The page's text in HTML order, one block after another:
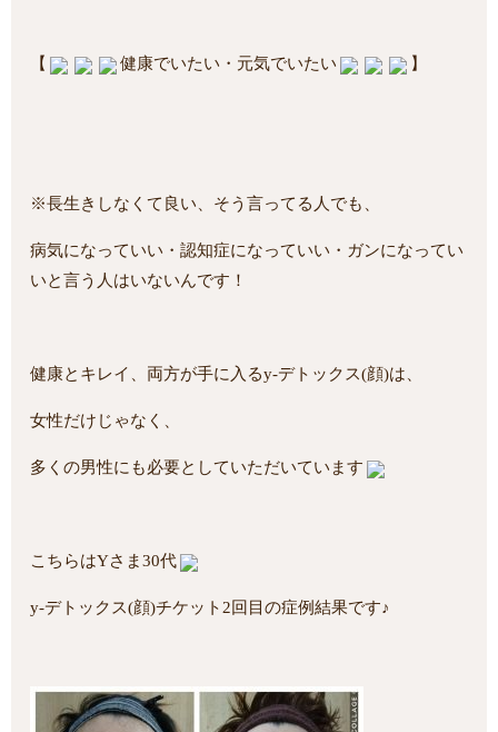
【 健康でいたい・元気でいたい 】
※長生きしなくて良い、そう言ってる人でも、
病気になっていい・認知症になっていい・ガンになってい
いと言う人はいないんです！
健康とキレイ、両方が手に入るy-デトックス(顔)は、
女性だけじゃなく、
多くの男性にも必要としていただいています
こちらはYさま30代
y-デトックス(顔)チケット2回目の症例結果です♪